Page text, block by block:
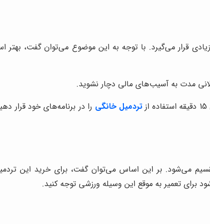
قرار می‌گیرد. با توجه به این موضوع می‌توان گفت،
مدت به آسیب‌های مالی دچار نشوید.
تردمیل خانگی را در برنامه‌های خود قرار
می‌شود. بر این اساس می‌توان گفت، برای خرید این
برای تعمیر به موقع این وسیله ورزشی توجه کنید.